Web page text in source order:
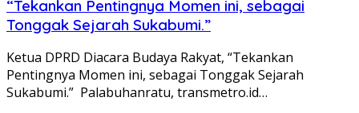
“Tekankan Pentingnya Momen ini, sebagai
Tonggak Sejarah Sukabumi.”
Ketua DPRD Diacara Budaya Rakyat, “Tekankan
Pentingnya Momen ini, sebagai Tonggak Sejarah
Sukabumi.” Palabuhanratu, transmetro.id…